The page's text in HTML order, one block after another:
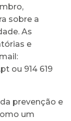
sobre a
As
e
ou 914 619
prevenção e
um